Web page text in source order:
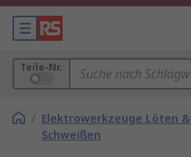
Teile-Nr.
/ Elektrowerkzeuge Löten &
Schweißen